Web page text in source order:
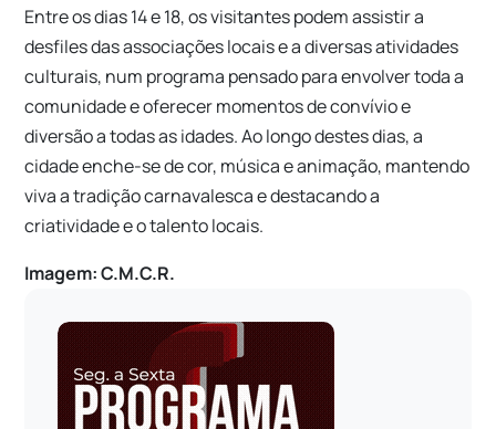
Entre os dias 14 e 18, os visitantes podem assistir a
desfiles das associações locais e a diversas atividades
culturais, num programa pensado para envolver toda a
comunidade e oferecer momentos de convívio e
diversão a todas as idades. Ao longo destes dias, a
cidade enche-se de cor, música e animação, mantendo
viva a tradição carnavalesca e destacando a
criatividade e o talento locais.
Imagem: C.M.C.R.